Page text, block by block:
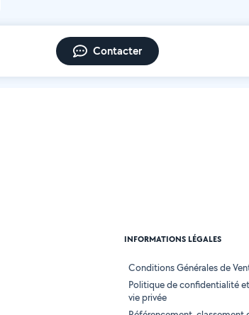
Contacter
INFORMATIONS LÉGALES
Conditions Générales de
Politique de confidentialité
vie privée